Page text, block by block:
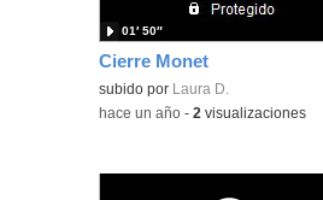
Cierre Monet
Contenido educativo.
subido por Laura D.
01′ 50″
-hace un año -2 visualizaciones